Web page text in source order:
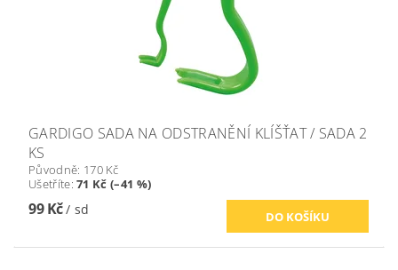
GARDIGO SADA NA ODSTRANĚNÍ KLÍŠŤAT / SADA 2
KS
Původně: 170 Kč
Ušetříte:71 Kč (–41 %)
99 Kč/ sd